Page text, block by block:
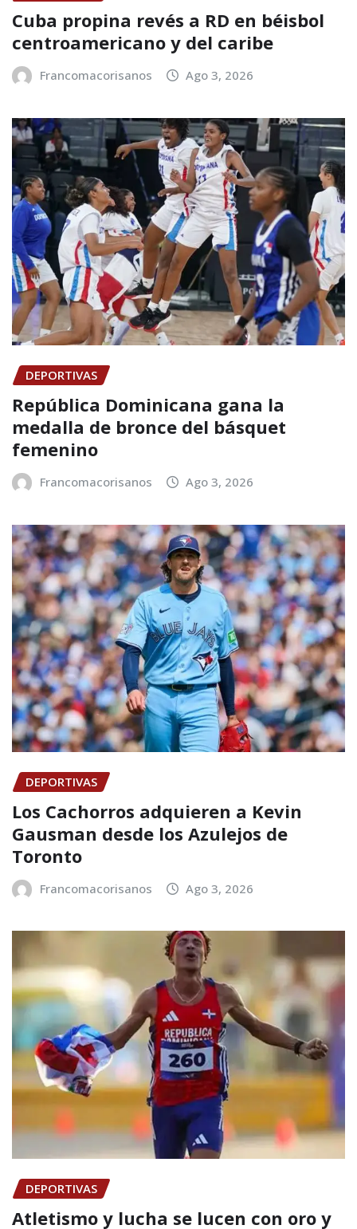
Cuba propina revés a RD en béisbol
centroamericano y del caribe
Francomacorisanos Ago 3, 2026
DEPORTIVAS
República Dominicana gana la
medalla de bronce del básquet
femenino
Francomacorisanos Ago 3, 2026
DEPORTIVAS
Los Cachorros adquieren a Kevin
Gausman desde los Azulejos de
Toronto
Francomacorisanos Ago 3, 2026
DEPORTIVAS
Atletismo y lucha se lucen con oro y